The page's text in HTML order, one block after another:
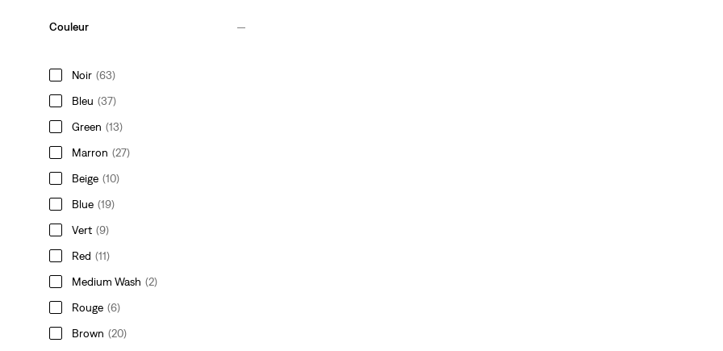
Couleur
Noir (63)
Bleu (37)
Green (13)
Marron (27)
Beige (10)
Blue (19)
Vert (9)
Red (11)
Medium Wash (2)
Rouge (6)
Brown (20)